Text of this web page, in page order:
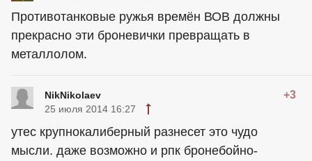
Противотанковые ружья времён ВОВ должны
прекрасно эти броневички превращать в
металлолом.
NikNikolaev +3
25 июля 2014 16:27
утес крупнокалиберный разнесет это чудо
мысли. даже возможно и рпк бронебойно-